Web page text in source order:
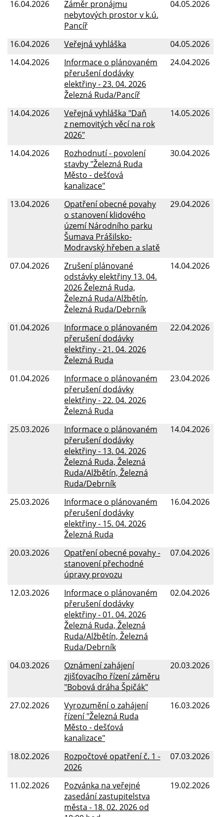
16.04.2026 04.05.2026
Záměr pronájmu
nebytových prostor v k.ú.
Pancíř
16.04.2026
04.05.2026
Veřejná vyhláška
14.04.2026
24.04.2026
Informace o plánovaném
přerušení dodávky
elektřiny - 23. 04. 2026
Železná Ruda/Pancíř
14.04.2026
14.05.2026
Veřejná vyhláška "Daň
z nemovitých věcí na rok
2026"
14.04.2026
30.04.2026
Rozhodnutí - povolení
stavby "Železná Ruda
Město - dešťová
kanalizace"
13.04.2026
29.04.2026
Opatření obecné povahy
o stanovení klidového
území Národního parku
Šumava Prášilsko-
Modravský hřeben a slatě
07.04.2026
14.04.2026
Zrušení plánované
odstávky elektřiny 13. 04.
2026 Železná Ruda,
Železná Ruda/Alžbětín,
Železná Ruda/Debrník
01.04.2026
22.04.2026
Informace o plánovaném
přerušení dodávky
elektřiny - 21. 04. 2026
Železná Ruda
01.04.2026
23.04.2026
Informace o plánovaném
přerušení dodávky
elektřiny - 22. 04. 2026
Železná Ruda
25.03.2026
14.04.2026
Informace o plánovaném
přerušení dodávky
elektřiny - 13. 04. 2026
Železná Ruda, Železná
Ruda/Alžbětín, Železná
Ruda/Debrník
25.03.2026
16.04.2026
Informace o plánovaném
přerušení dodávky
elektřiny - 15. 04. 2026
Železná Ruda
20.03.2026
07.04.2026
Opatření obecné povahy -
stanovení přechodné
úpravy provozu
12.03.2026
02.04.2026
Informace o plánovaném
přerušení dodávky
elektřiny - 01. 04. 2026
Železná Ruda, Železná
Ruda/Alžbětín, Železná
Ruda/Debrník
04.03.2026
20.03.2026
Oznámení zahájení
zjišťovacího řízení záměru
"Bobová dráha Špičák"
27.02.2026
16.03.2026
Vyrozumění o zahájení
řízení "Železná Ruda
Město - dešťová
kanalizace"
18.02.2026
07.03.2026
Rozpočtové opatření č. 1 -
2026
11.02.2026
19.02.2026
Pozvánka na veřejné
zasedání zastupitelstva
města - 18. 02. 2026 od